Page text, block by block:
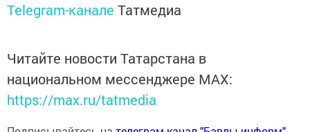
Telegram-канале Татмедиа
Читайте новости Татарстана в
национальном мессенджере MАХ:
https://max.ru/tatmedia